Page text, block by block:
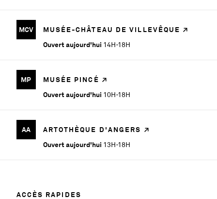
MCV
MUSÉE-CHÂTEAU DE VILLEVÊQUE
Ouvert aujourd'hui 14H-18H
MP
MUSÉE PINCÉ
Ouvert aujourd'hui 10H-18H
AA
ARTOTHÈQUE D'ANGERS
Ouvert aujourd'hui 13H-18H
ACCÈS RAPIDES